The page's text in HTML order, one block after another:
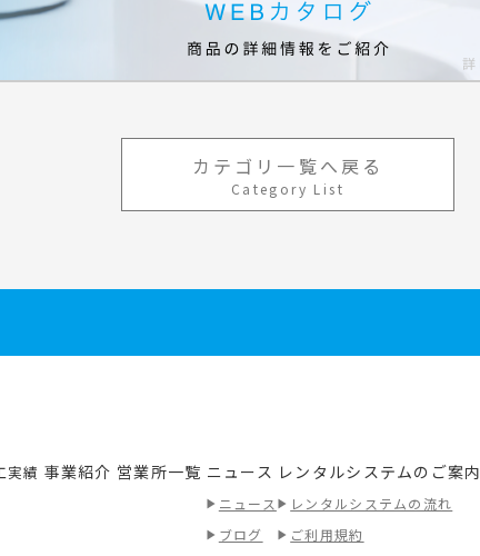
カテゴリ一覧へ戻る
Category List
実績 事業紹介 営業所一覧 ニュース
ニュース
ブログ
レンタルシステムのご案内
レンタルシステムの流れ
ご利用規約